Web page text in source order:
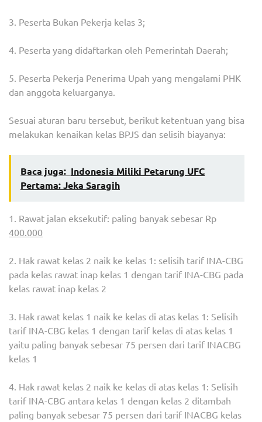
3. Peserta Bukan Pekerja kelas 3;
4. Peserta yang didaftarkan oleh Pemerintah Daerah;
5. Peserta Pekerja Penerima Upah yang mengalami PHK
dan anggota keluarganya.
Sesuai aturan baru tersebut, berikut ketentuan yang bisa
melakukan kenaikan kelas BPJS dan selisih biayanya:
Baca juga: Indonesia Miliki Petarung UFC
Pertama: Jeka Saragih
1. Rawat jalan eksekutif: paling banyak sebesar Rp
400.000
2. Hak rawat kelas 2 naik ke kelas 1: selisih tarif INA-CBG
pada kelas rawat inap kelas 1 dengan tarif INA-CBG pada
kelas rawat inap kelas 2
3. Hak rawat kelas 1 naik ke kelas di atas kelas 1: Selisih
tarif INA-CBG kelas 1 dengan tarif kelas di atas kelas 1
yaitu paling banyak sebesar 75 persen dari tarif INACBG
kelas 1
4. Hak rawat kelas 2 naik ke kelas di atas kelas 1: Selisih
tarif INA-CBG antara kelas 1 dengan kelas 2 ditambah
paling banyak sebesar 75 persen dari tarif INACBG kelas